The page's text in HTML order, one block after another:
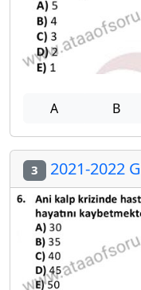
A B
3 2021-2022